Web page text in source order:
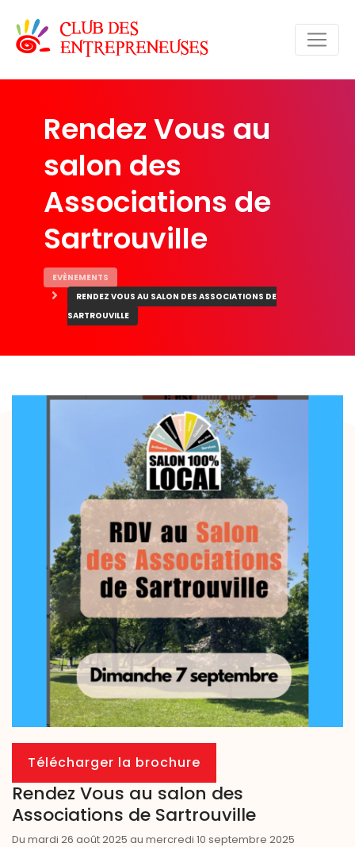
Rendez Vous au
salon des
Associations de
Sartrouville
EVÈNEMENTS
RENDEZ VOUS AU SALON DES ASSOCIATIONS DE
SARTROUVILLE
Télécharger la brochure
Rendez Vous au salon des
Associations de Sartrouville
Du mardi 26 août 2025 au mercredi 10 septembre 2025